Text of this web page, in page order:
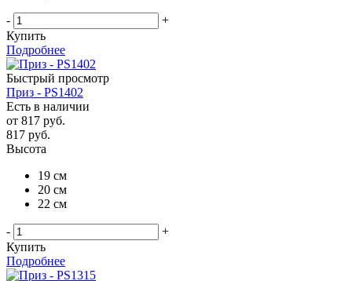
-
+
Купить
Подробнее
Быстрый просмотр
Приз - PS1402
Есть в наличии
от 817 руб.
817 руб.
Высота
19 см
20 см
22 см
-
+
Купить
Подробнее